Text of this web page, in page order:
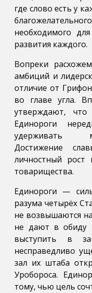
где слово есть у
необходимого
развития каждого.
Вопреки
амбиций и
отличие от
во главе угла.
утверждают, что
Единороги
удерживать
Достижение
личностный рост
товарищества.
Единороги —
разума четырёх
не возвышаются
не дают в обиду
выступить в
несправедливо
зал их штаба
Уробороса.
тому, чью цель